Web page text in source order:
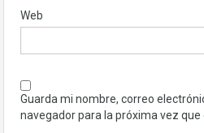
Web
Guarda mi nombre, correo
navegador para la próxima vez que